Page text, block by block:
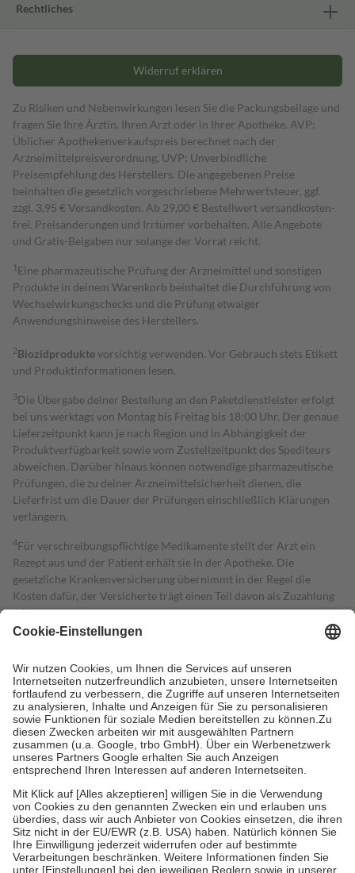
Rechtliches
Widerruf erklären
Zu Risiken und Nebenwirkungen lesen Sie die Packungsbeilage und
fragen Sie Ihre Ärztin, Ihren Arzt oder in Ihrer Apotheke. AVP:
Üblicher Apothekenverkaufspreis berechnet nach der
Arzneimittelpreisverordnung. UVP: Unverbindliche
Preisempfehlung des Herstellers. Die angegebenen Preise
beinhalten die gesetzlich vorgeschriebene Mehrwertsteuer, ggf.
zzgl. 3,95 € Versandkosten. Ab 29,00 € Bestell­wert versand­kosten­
frei. Preisänderungen und Irrtümer vorbehalten. Alle Angebote
und Gratis-Beigaben nur solange der Vorrat reicht.
1 Eine pharmazeutische Prüfung der Arzneimittel und sonstigen
Produkte in deinem Warenkorb beinhaltet die Durchführung von
Wechselwirkungschecks und die Prüfung etwaiger
Anwendungshinweise des Herstellers.
2Biozidproduktevorsichtig verwenden. Vor Gebrauch stets Etikett
und Produktinformationen lesen.
3Die Übergabe deiner Bestellung an den Paketdienstleister erfolgt
bei uns werktags von Montag bis Freitag bis 18:00 Uhr. Der genaue
Lieferzeitpunkt kann je nach Region und in Abhängigkeit der
Produktverfügbarkeit sowie vom Zustellzeitpunkt des Spediteurs
abweichen. Darüber hinaus können notwendige pharmazeutische
Prüfungen, die zu deiner Arzneimittelsicherheit dienen, die
Lieferfrist um die Dauer der Prüfungen einschließlich Klärungen
verlängern.
4Für verschreibungspflichtige Medikamente stellt der Arzt ein
Rezept aus und der Patient erhält sie in der Apotheke. Die
gesetzliche Krankenversicherung übernimmt in der Regel die
Kosten dafür, der Versicherte trägt einen Teil davon als Zuzahlung
mit.
Grundsätzlich leisten Mitglieder Zuzahlungen in Höhe von zehn
höchstens zehn Euro.
Es sind jedoch nie mehr als die tatsächlichen
Kosten der Leistung zu entrichten.
Diese Regeln gelten grundsätzlich auch für Online-Apotheken.
Bei Heilmitteln und häuslicher Krankenpflege beträgt die
Zuzahlung zehn Prozent der Kosten sowie zehn Euro je
Verordnung.
Um das Engagement der Versicherten für ihre eigene Gesundheit zu
stärken und die besondere Stellung der Familie zu unterstützen,
fallenkeine Zuzahlungenan bei:
• Kindern und Jugendlichen bis zum vollendeten 18. Lebensjahr
mit Ausnahme der Fahrkosten
• Untersuchungen zur Vorsorge und Früherkennung, die von der
GKV getragen werden